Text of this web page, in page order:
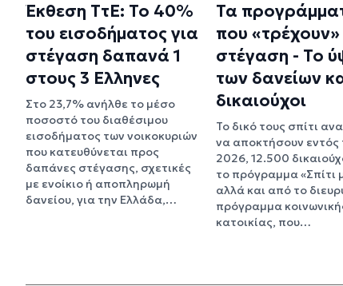
Έκθεση ΤτΕ: Το 40%
του εισοδήματος για
στέγαση δαπανά 1
στους 3 Ελληνες
Στο 23,7% ανήλθε το μέσο
ποσοστό του διαθέσιμου
εισοδήματος των νοικοκυριών
που κατευθύνεται προς
δαπάνες στέγασης, σχετικές
με ενοίκιο ή αποπληρωμή
δανείου, για την Ελλάδα,…
Τα
που «τρέχουν»
στέγαση - Το
των δανείων
δικαιούχοι
Το δικό τους σπίτι
να αποκτήσουν εντός
2026, 12.500
το πρόγραμμα «Σπίτι
αλλά και από το
πρόγραμμα
κατοικίας, που…